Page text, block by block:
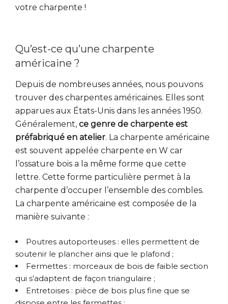
votre charpente !
Qu’est-ce qu’une charpente
américaine ?
Depuis de nombreuses années, nous pouvons
trouver des charpentes américaines. Elles sont
apparues aux États-Unis dans les années 1950.
Généralement, ce genre de charpente est
préfabriqué en atelier. La charpente américaine
est souvent appelée charpente en W car
l’ossature bois a la même forme que cette
lettre. Cette forme particulière permet à la
charpente d’occuper l’ensemble des combles.
La charpente américaine est composée de la
manière suivante :
Poutres autoporteuses : elles permettent de
soutenir le plancher ainsi que le plafond ;
Fermettes : morceaux de bois de faible section
qui s’adaptent de façon triangulaire ;
Entretoises : pièce de bois plus fine que se